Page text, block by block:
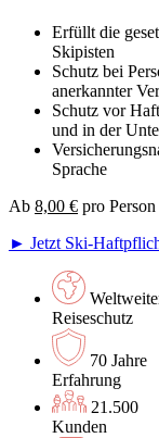
Erfüllt die
Skipisten
Schutz bei
anerkannter
Schutz vor
und in der
Sprache
Ab 8,00 € pro Person
► Jetzt Ski-
Reiseschutz
70 Jahre
Erfahrung
21.500
Kunden